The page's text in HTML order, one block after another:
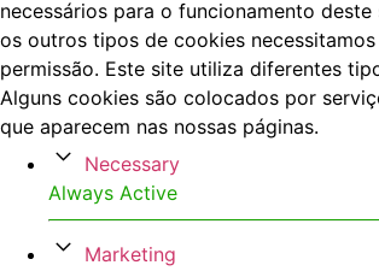
necessários para o funcionamento
os outros tipos de cookies necessitamos
permissão. Este site utiliza diferentes
Alguns cookies são colocados por
que aparecem nas nossas páginas.
Necessary
Always Active
Marketing